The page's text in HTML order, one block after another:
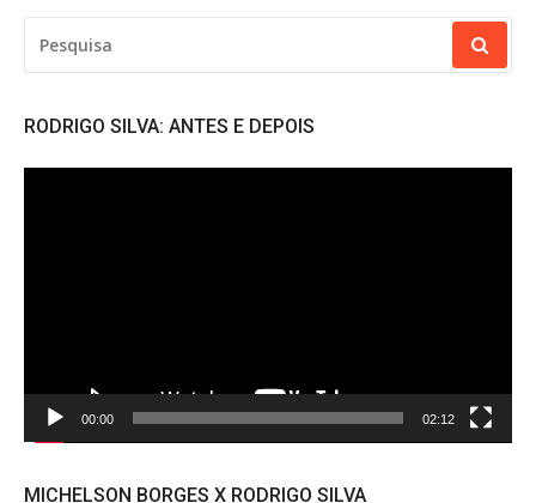
POR:
RODRIGO SILVA: ANTES E DEPOIS
00:00 02:12
MICHELSON BORGES X RODRIGO SILVA